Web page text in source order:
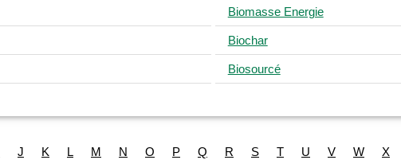
Biomasse Energie
Biochar
Biosourcé
J K L M N O P Q R S T U V W X